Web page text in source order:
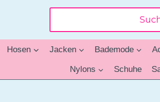
Hosen Jacken Bademode
Nylons Schuhe